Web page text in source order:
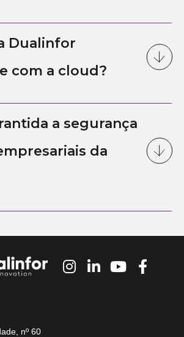
Dualinfor
com a cloud?
a segurança
da
nº 60